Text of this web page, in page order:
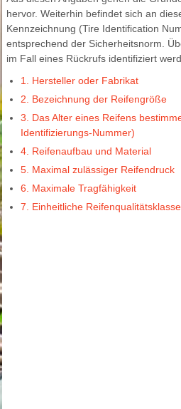
hervor. Weiterhin befindet sich an
Kennzeichnung (Tire Identification
entsprechend der Sicherheitsnorm.
im Fall eines Rückrufs identifiziert
1. Hersteller oder Fabrikat
2. Bezeichnung der Reifengröße
3. Das Alter eines Reifens
Identifizierungs-Nummer)
4. Reifenaufbau und Material
5. Maximal zulässiger Reifendruck
6. Maximale Tragfähigkeit
7. Einheitliche